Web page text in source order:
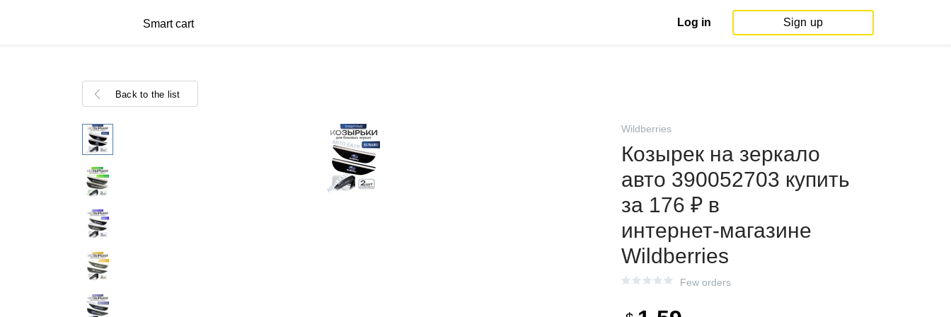
Smart cart Log in Sign up
Back to the list
Wildberries
Козырек на зеркало
авто 390052703 купить
за 176 ₽ в
интернет‑магазине
Wildberries
Few orders